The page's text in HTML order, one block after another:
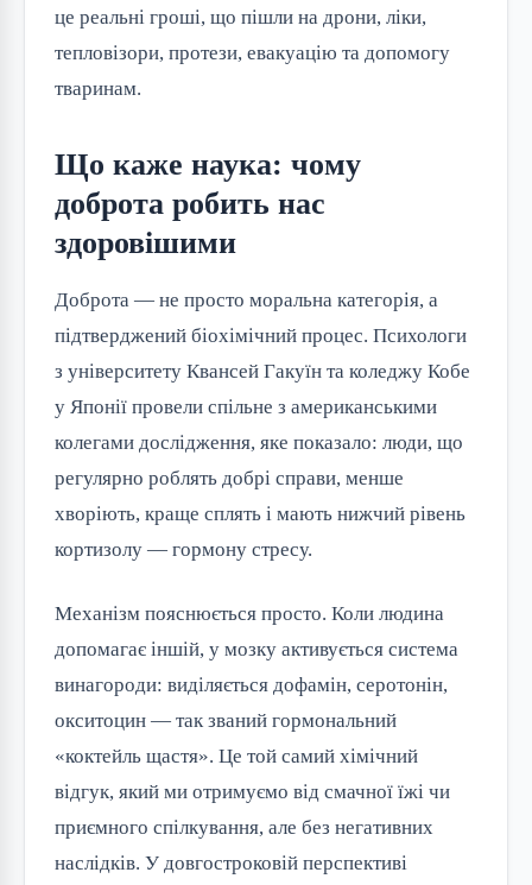
це реальні гроші, що пішли на дрони, ліки,
тепловізори, протези, евакуацію та допомогу
тваринам.
Що каже наука: чому
доброта робить нас
здоровішими
Доброта — не просто моральна категорія, а
підтверджений біохімічний процес. Психологи
з університету Квансей Гакуїн та коледжу Кобе
у Японії провели спільне з американськими
колегами дослідження, яке показало: люди, що
регулярно роблять добрі справи, менше
хворіють, краще сплять і мають нижчий рівень
кортизолу — гормону стресу.
Механізм пояснюється просто. Коли людина
допомагає іншій, у мозку активується система
винагороди: виділяється дофамін, серотонін,
окситоцин — так званий гормональний
«коктейль щастя». Це той самий хімічний
відгук, який ми отримуємо від смачної їжі чи
приємного спілкування, але без негативних
наслідків. У довгостроковій перспективі